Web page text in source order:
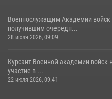
Военнослужащим Академии войск
получившим очередн...
28 июля 2026, 09:09
Курсант Военной академии войск
участие в ...
22 июля 2026, 09:41